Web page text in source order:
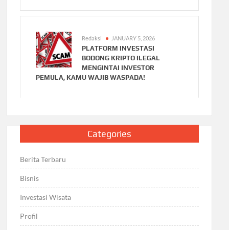
Redaksi JANUARY 5, 2026
PLATFORM INVESTASI
BODONG KRIPTO ILEGAL
MENGINTAI INVESTOR
PEMULA, KAMU WAJIB WASPADA!
Categories
Berita Terbaru
Bisnis
Investasi Wisata
Profil